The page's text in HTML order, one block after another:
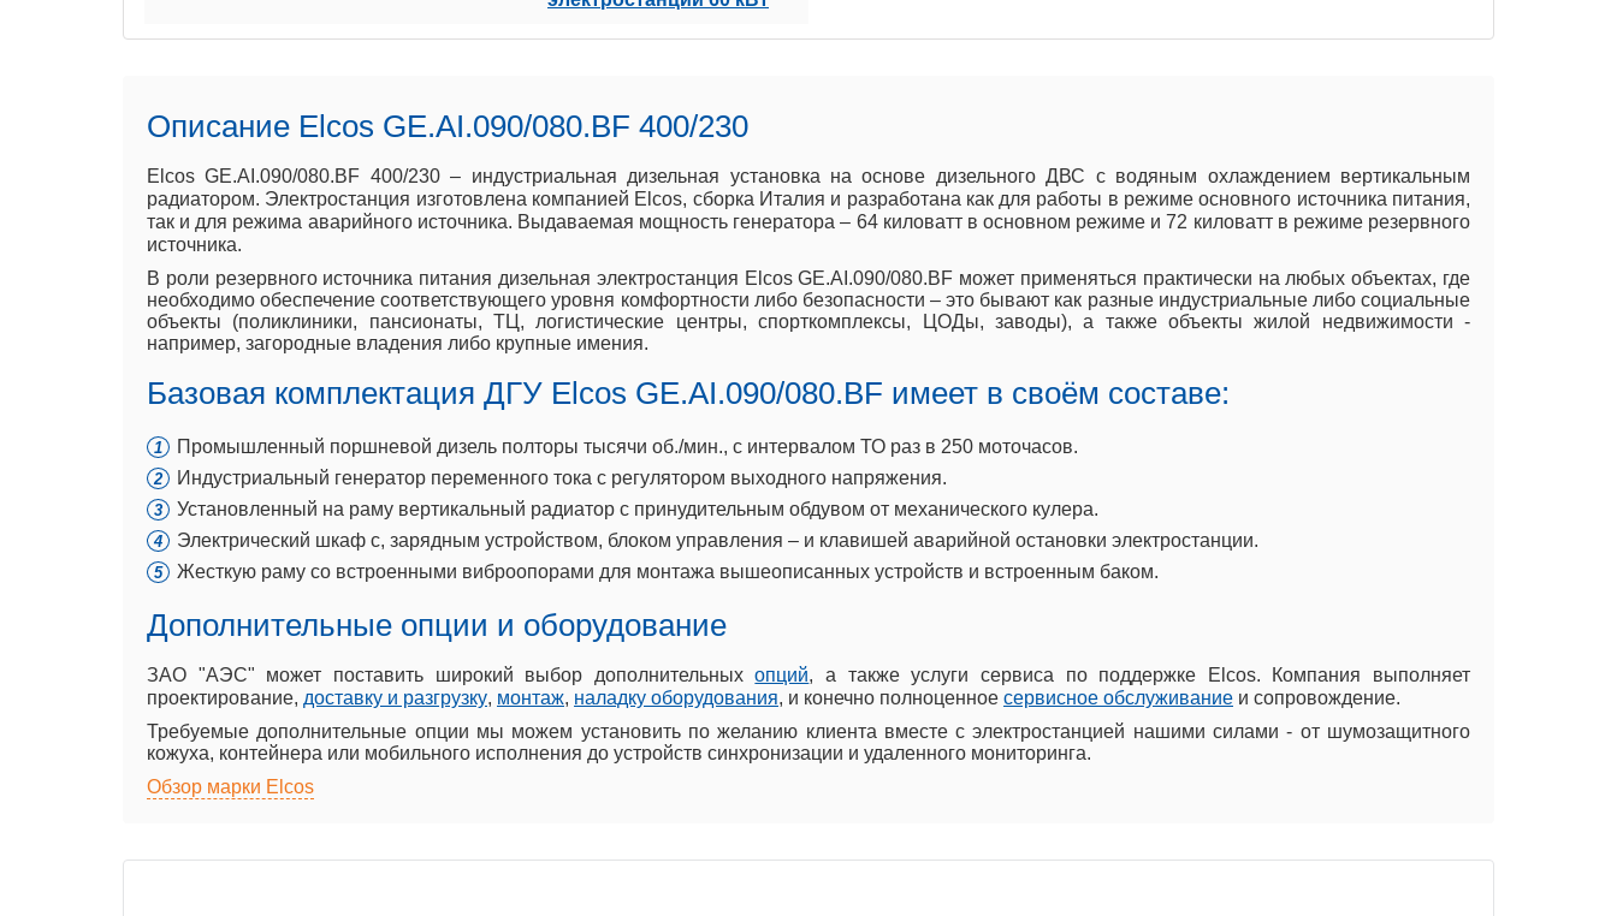
Описание Elcos GE.AI.090/080.BF 400/230
Elcos GE.AI.090/080.BF 400/230 – индустриальная дизельная установка на основе дизельного ДВС с водяным охлаждением вертикальным
радиатором. Электростанция изготовлена компанией Elcos, сборка Италия и разработана как для работы в режиме основного источника питания,
так и для режима аварийного источника. Выдаваемая мощность генератора – 64 киловатт в основном режиме и 72 киловатт в режиме резервного
источника.
В роли резервного источника питания дизельная электростанция Elcos GE.AI.090/080.BF может применяться практически на любых объектах, где
необходимо обеспечение соответствующего уровня комфортности либо безопасности – это бывают как разные индустриальные либо социальные
объекты (поликлиники, пансионаты, ТЦ, логистические центры, спорткомплексы, ЦОДы, заводы), а также объекты жилой недвижимости -
например, загородные владения либо крупные имения.
Базовая комплектация ДГУ Elcos GE.AI.090/080.BF имеет в своём составе:
Промышленный поршневой дизель полторы тысячи об./мин., с интервалом ТО раз в 250 моточасов.
Индустриальный генератор переменного тока с регулятором выходного напряжения.
Установленный на раму вертикальный радиатор с принудительным обдувом от механического кулера.
Электрический шкаф с, зарядным устройством, блоком управления – и клавишей аварийной остановки электростанции.
Жесткую раму со встроенными виброопорами для монтажа вышеописанных устройств и встроенным баком.
Дополнительные опции и оборудование
ЗАО "АЭС" может поставить широкий выбор дополнительныхопций, а также услуги сервиса по поддержке Elcos. Компания выполняет
проектирование, доставку и разгрузку, монтаж, наладку оборудования, и конечно полноценное сервисное обслуживание и сопровождение.
Требуемые дополнительные опции мы можем установить по желанию клиента вместе с электростанцией нашими силами - от шумозащитного
кожуха, контейнера или мобильного исполнения до устройств синхронизации и удаленного мониторинга.
Обзор марки Elcos